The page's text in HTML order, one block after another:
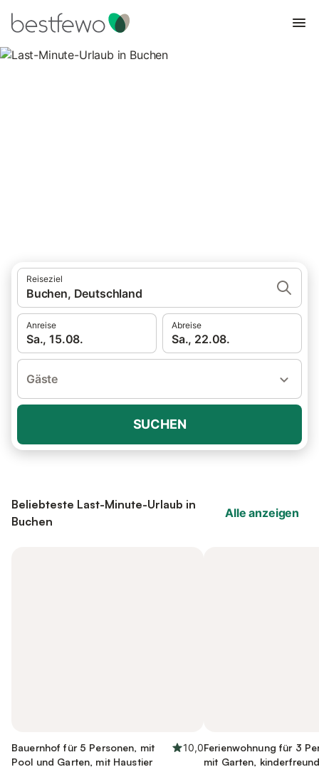
Reiseziel
Buchen, Deutschland
Anreise
Sa., 15.08.
Abreise
Sa., 22.08.
Gäste
SUCHEN
Beliebteste Last-Minute-Urlaub in
Buchen
Alle anzeigen
Bauernhof für 5 Personen, mit
Pool und Garten, mit Haustier
10,0Ferienwohnung für 3
mit Garten,